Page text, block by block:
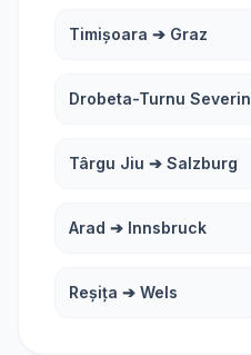
Timișoara ➔ Graz
Drobeta-Turnu Severin
Târgu Jiu ➔ Salzburg
Arad ➔ Innsbruck
Reșița ➔ Wels